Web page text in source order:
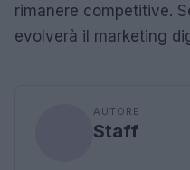
rimanere competitive.
evolverà il marketing
AUTORE
Staff